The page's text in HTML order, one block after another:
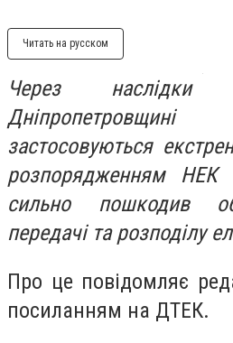
Читать на русском
Через наслідки
застосовуються
розпорядженням НЕК
сильно пошкодив
передачі та розподілу
Про це повідомляє
посиланням на ДТЕК.